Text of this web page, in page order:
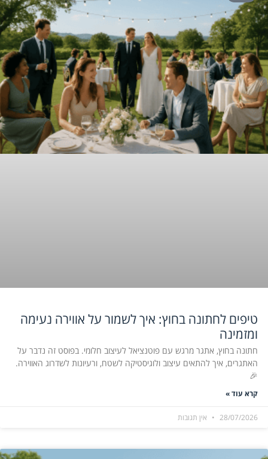
טיפים לחתונה בחוץ: איך לשמור על אווירה נעימה
ומזמינה
חתונה בחוץ, אתגר מרגש עם פוטנציאל לעיצוב חלומי. בפוסט זה נדבר על
האתגרים, איך להתאים עיצוב ולוגיסטיקה לשטח, ורעיונות לשדרוג האווירה.
🎉
קרא עוד »
28/07/2026 אין תגובות